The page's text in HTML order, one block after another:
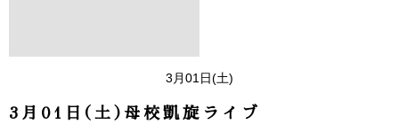
3月01日(土)
3月01日(土)母校凱旋ライブ